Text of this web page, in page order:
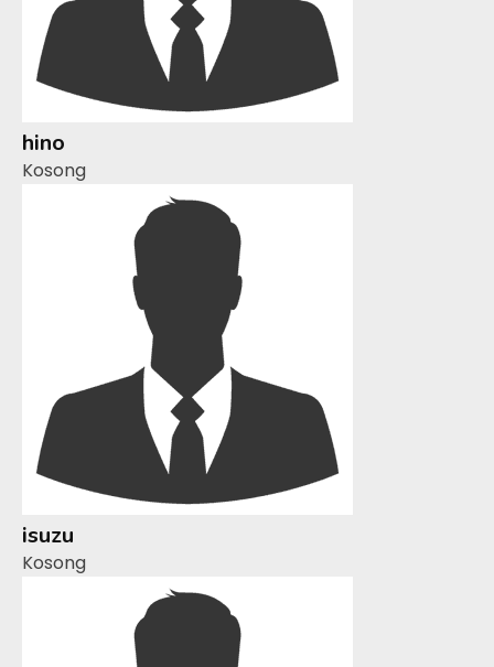
hino
Kosong
isuzu
Kosong